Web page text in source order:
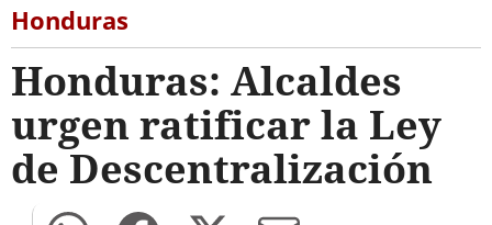
Honduras
Honduras: Alcaldes
urgen ratificar la Ley
de Descentralización